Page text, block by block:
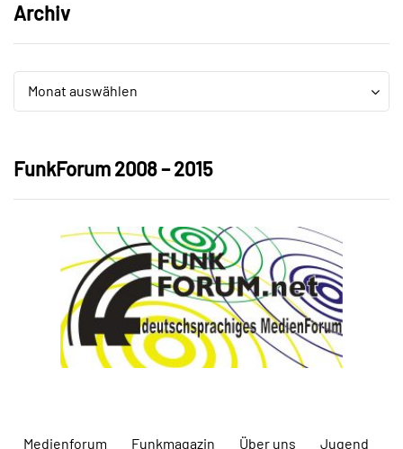
Archiv
Archiv
Monat auswählen
Archiv
FunkForum 2008 – 2015
Medienforum Funkmagazin Über uns Jugend